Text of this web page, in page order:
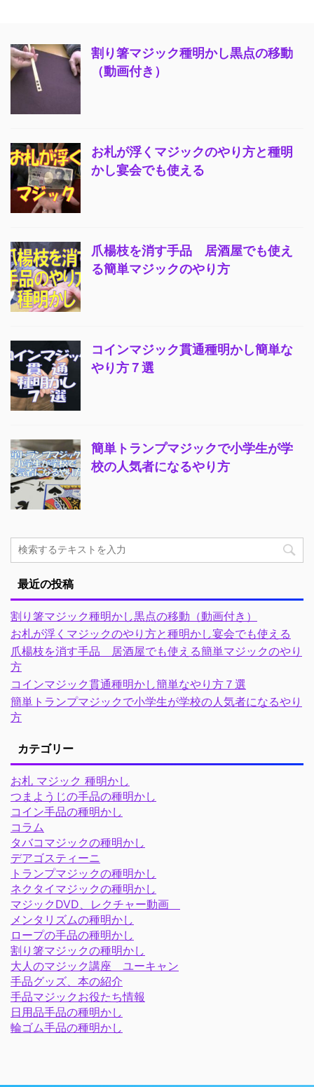
割り箸マジック種明かし黒点の移動
（動画付き）
お札が浮くマジックのやり方と種明
かし宴会でも使える
爪楊枝を消す手品 居酒屋でも使え
る簡単マジックのやり方
コインマジック貫通種明かし簡単な
やり方７選
簡単トランプマジックで小学生が学
校の人気者になるやり方
最近の投稿
割り箸マジック種明かし黒点の移動（動画付き）
お札が浮くマジックのやり方と種明かし宴会でも使える
爪楊枝を消す手品 居酒屋でも使える簡単マジックのやり
方
コインマジック貫通種明かし簡単なやり方７選
簡単トランプマジックで小学生が学校の人気者になるやり
方
カテゴリー
お札 マジック 種明かし
つまようじの手品の種明かし
コイン手品の種明かし
コラム
タバコマジックの種明かし
デアゴスティーニ
トランプマジックの種明かし
ネクタイマジックの種明かし
マジックDVD、レクチャー動画
メンタリズムの種明かし
ロープの手品の種明かし
割り箸マジックの種明かし
大人のマジック講座 ユーキャン
手品グッズ、本の紹介
手品マジックお役たち情報
日用品手品の種明かし
輪ゴム手品の種明かし